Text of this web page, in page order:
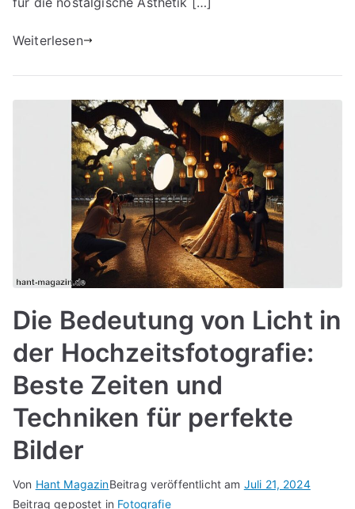
Weiterlesen
Die Bedeutung von Licht in
der Hochzeitsfotografie:
Beste Zeiten und
Techniken für perfekte
Bilder
Von Hant MagazinBeitrag veröffentlicht am Juli 21, 2024
Beitrag gepostet in Fotografie